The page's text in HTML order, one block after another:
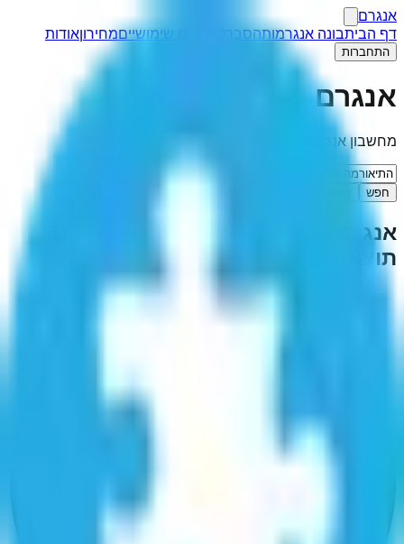
אנגרם
דף הביתבונה אנגרמותהסבר קישורים שימושייםמחירוןאודות
התחברות
אנגרם
מחשבון אנגרמות
חפש
אנגרמה ל-"
תוצאות)